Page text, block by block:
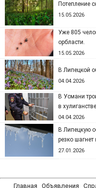
Потепление
15.05.2026
Уже 805
орбласти.
15.05.2026
В Липецкой
04.04.2026
В Усмани
в
04.04.2026
В Липецкую
резко
27.01.2026
Главная Объявления